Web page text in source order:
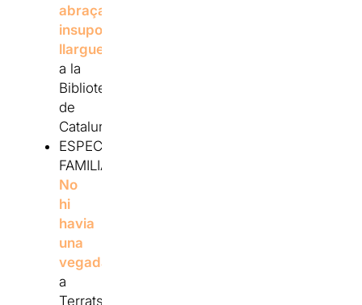
abraçades
insuportablement
llargues
a la
Biblioteca
de
Catalunya
ESPECTACLE
FAMILIAR:
No
hi
havia
una
vegada
a
Terrats